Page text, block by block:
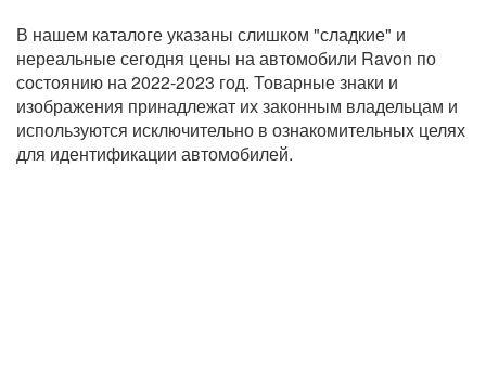
В нашем каталоге указаны слишком "сладкие" и
нереальные сегодня цены на автомобили Ravon по
состоянию на 2022-2023 год. Товарные знаки и
изображения принадлежат их законным владельцам и
используются исключительно в ознакомительных целях
для идентификации автомобилей.